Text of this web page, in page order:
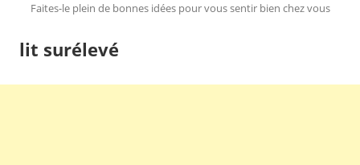
Faites-le plein de bonnes idées pour vous sentir bien chez vous
lit surélevé